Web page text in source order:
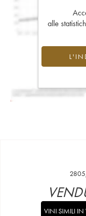
alle
VINI SIMILI IN